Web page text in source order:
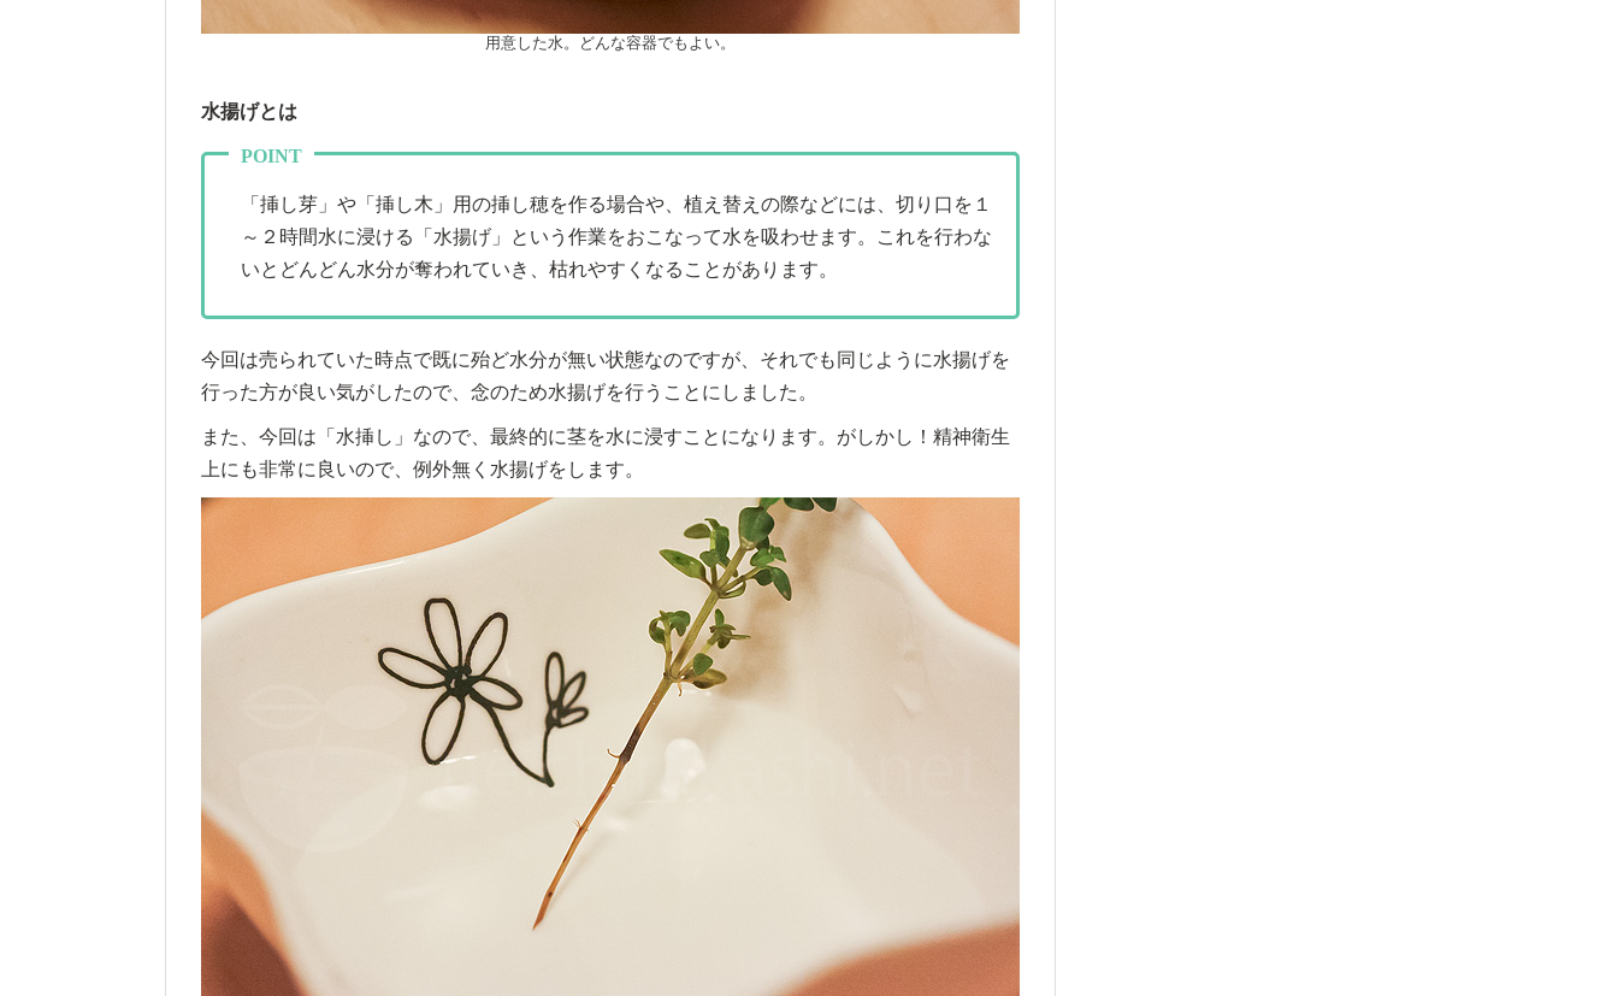
用意した水。どんな容器でもよい。
水揚げとは
「挿し芽」や「挿し木」用の挿し穂を作る場合や、植え替えの際などには、切り口を１
～２時間水に浸ける「水揚げ」という作業をおこなって水を吸わせます。これを行わな
いとどんどん水分が奪われていき、枯れやすくなることがあります。
今回は売られていた時点で既に殆ど水分が無い状態なのですが、それでも同じように水揚げを
行った方が良い気がしたので、念のため水揚げを行うことにしました。
また、今回は「水挿し」なので、最終的に茎を水に浸すことになります。がしかし！精神衛生
上にも非常に良いので、例外無く水揚げをします。